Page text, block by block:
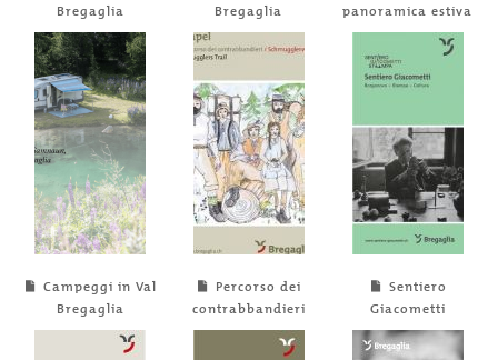
Bregaglia
Bregaglia
panoramica estiva
Campeggi in Val
Bregaglia
Percorso dei
contrabbandieri
Sentiero
Giacometti